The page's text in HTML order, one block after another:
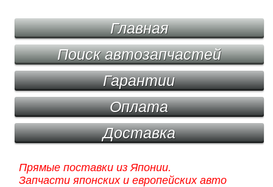
Главная
Поиск автозапчастей
Гарантии
Оплата
Доставка
Прямые поставки из Японии.
Запчасти японских и европейских авто